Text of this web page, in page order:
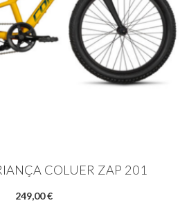
COLUER ZAP 201
249,00 €